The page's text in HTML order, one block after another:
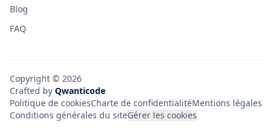
Blog
FAQ
Copyright © 2026
Crafted by Qwanticode
Politique de cookiesCharte de confidentialitéMentions légales
Conditions générales du siteGérer les cookies